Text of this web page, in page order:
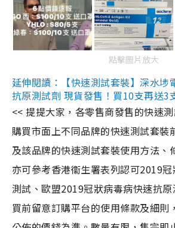
點擊圖片放大
延伸閱讀：【快速測試套裝】深水埗
抗原測試劑 現貨發售！買10支再送3
<< 提提大家，各零售商發售的快速
購買市面上不同品牌的快速測試套裝
及該品牌的快速測試套裝使用方法、
亦可參考香港衞生署表列認可2019
測試、歐盟2019冠狀病毒病快速抗
買前留意訂購平台的使用條款及細則